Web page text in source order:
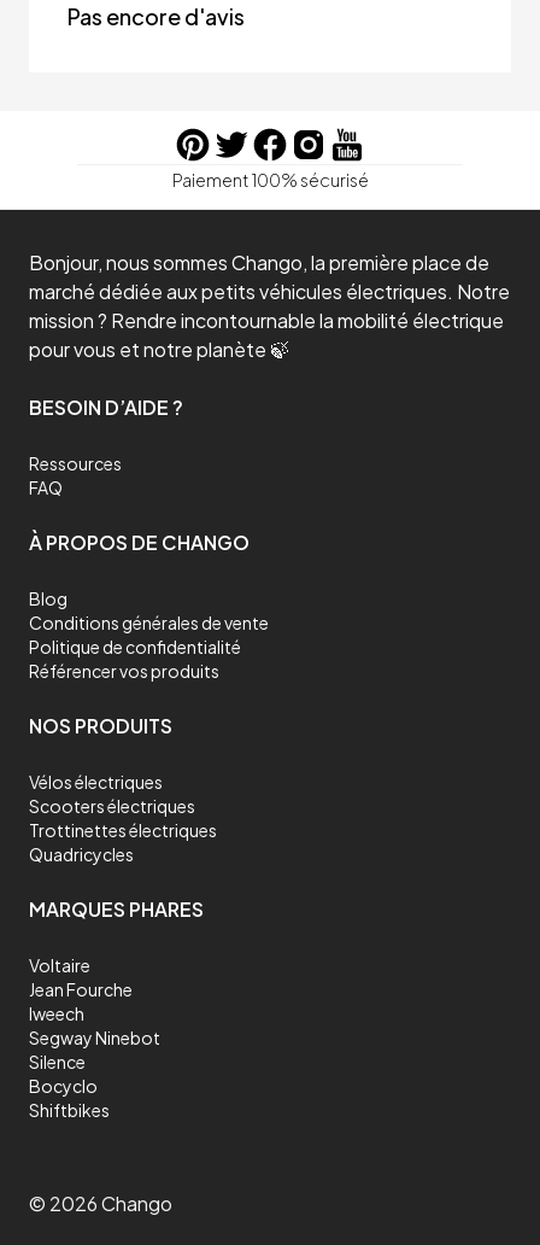
Pas encore d'avis
Paiement 100% sécurisé
Bonjour, nous sommes Chango, la première place de
marché dédiée aux petits véhicules électriques. Notre
mission ? Rendre incontournable la mobilité électrique
pour vous et notre planète 🍃
BESOIN D’AIDE ?
Ressources
FAQ
À PROPOS DE CHANGO
Blog
Conditions générales de vente
Politique de confidentialité
Référencer vos produits
NOS PRODUITS
Vélos électriques
Scooters électriques
Trottinettes électriques
Quadricycles
MARQUES PHARES
Voltaire
Jean Fourche
Iweech
Segway Ninebot
Silence
Bocyclo
Shiftbikes
© 2026Chango